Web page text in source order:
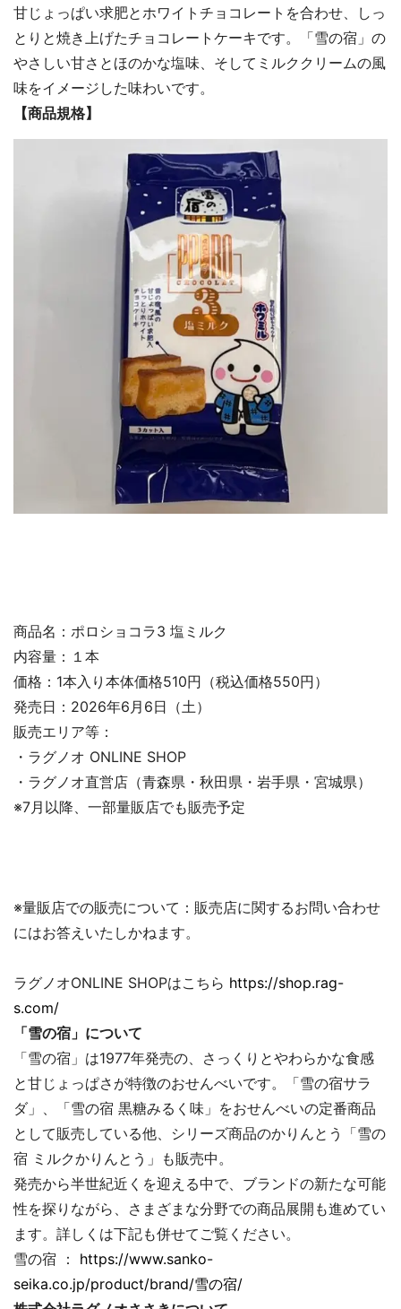
甘じょっぱい求肥とホワイトチョコレートを合わせ、しっ
とりと焼き上げたチョコレートケーキです。「雪の宿」の
やさしい甘さとほのかな塩味、そしてミルククリームの風
味をイメージした味わいです。
【商品規格】
商品名：ポロショコラ3 塩ミルク
内容量：１本
価格：1本入り本体価格510円（税込価格550円）
発売日：2026年6月6日（土）
販売エリア等：
・ラグノオ ONLINE SHOP
・ラグノオ直営店（青森県・秋田県・岩手県・宮城県）
※7月以降、一部量販店でも販売予定
※量販店での販売について：販売店に関するお問い合わせ
にはお答えいたしかねます。
ラグノオONLINE SHOPはこちら https://shop.rag-
s.com/
「雪の宿」について
「雪の宿」は1977年発売の、さっくりとやわらかな食感
と甘じょっぱさが特徴のおせんべいです。「雪の宿サラ
ダ」、「雪の宿 黒糖みるく味」をおせんべいの定番商品
として販売している他、シリーズ商品のかりんとう「雪の
宿 ミルクかりんとう」も販売中。
発売から半世紀近くを迎える中で、ブランドの新たな可能
性を探りながら、さまざまな分野での商品展開も進めてい
ます。詳しくは下記も併せてご覧ください。
雪の宿 ：
https://www.sanko-
seika.co.jp/product/brand/雪の宿/